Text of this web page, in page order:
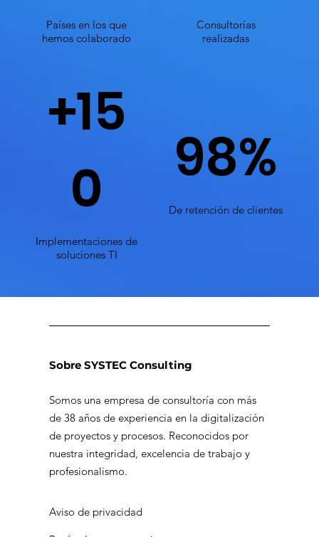
Consultorías
realizadas
+15
0
Implementaciones de
soluciones TI
Países en los que
hemos colaborado
98%
De retención de clientes
Sobre SYSTEC Consulting
Somos una empresa de consultoría con más
de 38 años de experiencia en la digitalización
de proyectos y procesos. Reconocidos por
nuestra integridad, excelencia de trabajo y
profesionalismo.
Aviso de privacidad